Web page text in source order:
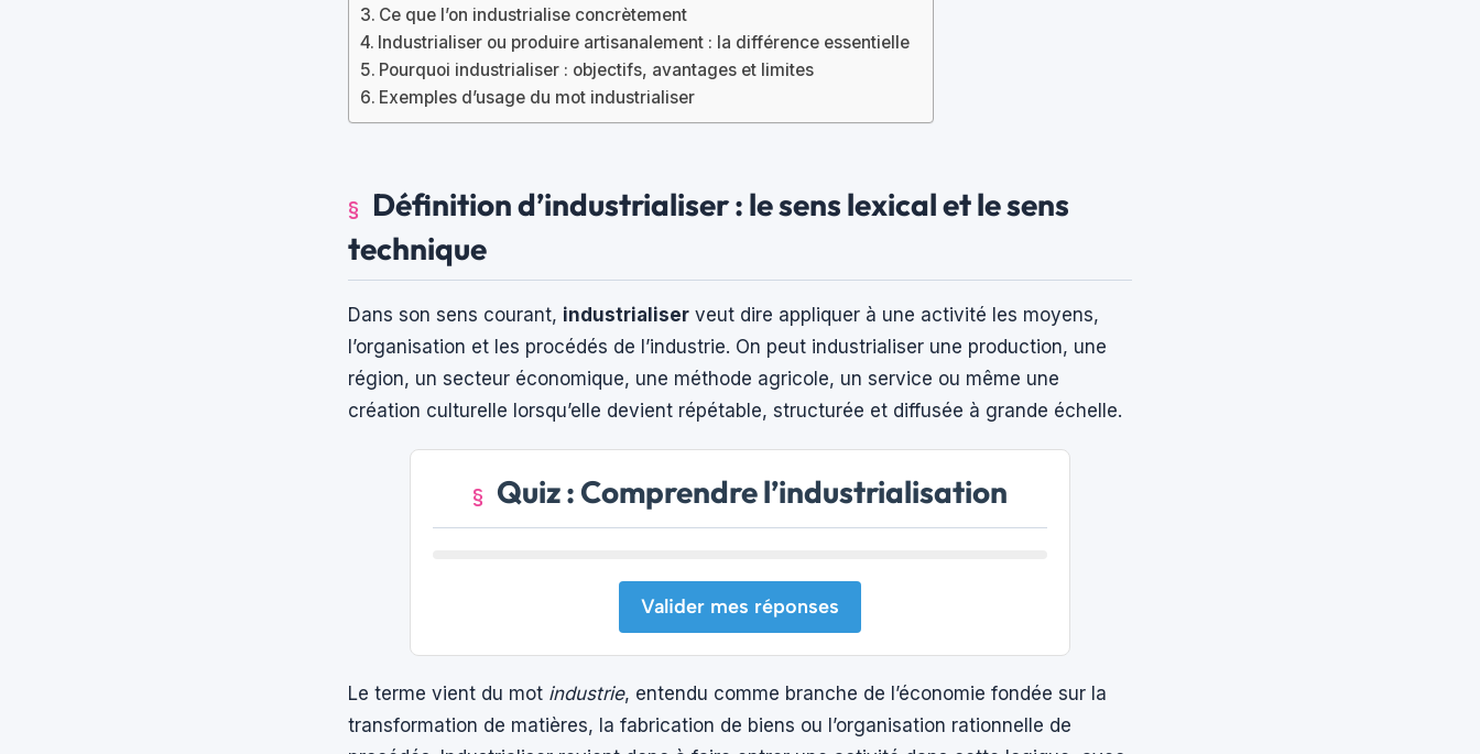
Ce que l’on industrialise concrètement
Industrialiser ou produire artisanalement : la différence essentielle
Pourquoi industrialiser : objectifs, avantages et limites
Exemples d’usage du mot industrialiser
Définition d’industrialiser : le sens lexical et le sens
technique
Dans son sens courant, industrialiser veut dire appliquer à une activité les moyens,
l’organisation et les procédés de l’industrie. On peut industrialiser une production, une
région, un secteur économique, une méthode agricole, un service ou même une
création culturelle lorsqu’elle devient répétable, structurée et diffusée à grande échelle.
Quiz : Comprendre l’industrialisation
Valider mes réponses
Le terme vient du mot industrie, entendu comme branche de l’économie fondée sur la
transformation de matières, la fabrication de biens ou l’organisation rationnelle de